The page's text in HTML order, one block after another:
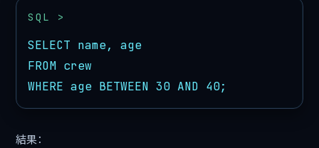
SELECT name, age
FROM crew
WHERE age BETWEEN 30 AND 40;
結果：